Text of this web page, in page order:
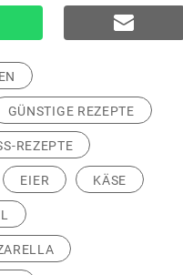
GÜNSTIGE REZEPTE
REZEPTE
EIER KÄSE